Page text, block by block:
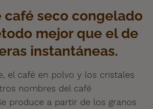
café seco congelado
mejor que el de
instantáneas.
el café en polvo y los cristales
nombres del café
produce a partir de los granos